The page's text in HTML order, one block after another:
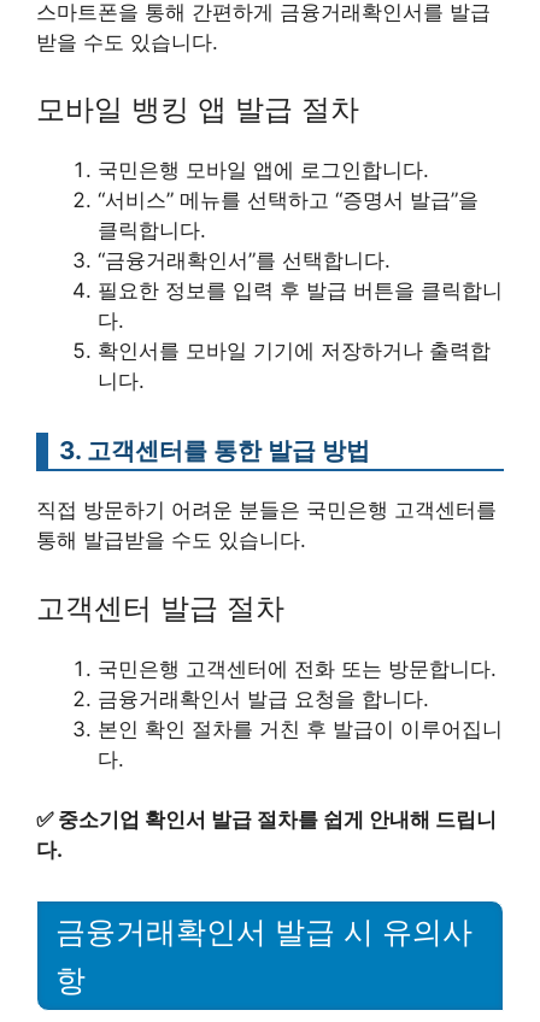
스마트폰을 통해 간편하게 금융거래확인서를 발급
받을 수도 있습니다.
모바일 뱅킹 앱 발급 절차
국민은행 모바일 앱에 로그인합니다.
“서비스” 메뉴를 선택하고 “증명서 발급”을
클릭합니다.
“금융거래확인서”를 선택합니다.
필요한 정보를 입력 후 발급 버튼을 클릭합니
다.
확인서를 모바일 기기에 저장하거나 출력합
니다.
3. 고객센터를 통한 발급 방법
직접 방문하기 어려운 분들은 국민은행 고객센터를
통해 발급받을 수도 있습니다.
고객센터 발급 절차
국민은행 고객센터에 전화 또는 방문합니다.
금융거래확인서 발급 요청을 합니다.
본인 확인 절차를 거친 후 발급이 이루어집니
다.
✅ 중소기업 확인서 발급 절차를 쉽게 안내해 드립니
다.
금융거래확인서 발급 시 유의사
항